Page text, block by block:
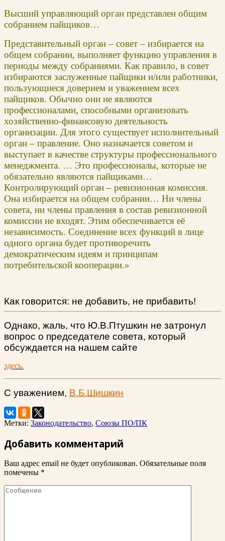
Высший управляющий орган представлен общим
собранием пайщиков…
Представительный орган – совет – избирается на
общем собрании, выполняет функцию управления в
периоды между собраниями. Как правило, в совет
избираются заслуженные пайщики и/или работники,
пользующиеся доверием и уважением всех
пайщиков. Обычно они не являются
профессионалами, способными организовать
хозяйственно-финансовую деятельность
организации. Для этого существует исполнительный
орган – правление. Оно назначается советом и
выступает в качестве структуры профессионального
менеджмента. … Это профессионалы, которые не
обязательно являются пайщиками…
Контролирующий орган – ревизионная комиссия.
Она избирается на общем собрании… Ни члены
совета, ни члены правления в состав ревизионной
комиссии не входят. Этим обеспечивается её
независимость. Соединение всех функций в лице
одного органа будет противоречить
демократическим идеям и принципам
потребительской кооперации.»
Как говорится: не добавить, не прибавить!
Однако, жаль, что Ю.В.Птушкин не затронул
вопрос о председателе совета, который
обсуждается на нашем сайте
здесь.
С уважением, В.Б.Шишкин
Метки: Законодательство, Союзы ПО/ПК
Добавить комментарий
Ваш адрес email не будет опубликован. Обязательные поля
помечены *